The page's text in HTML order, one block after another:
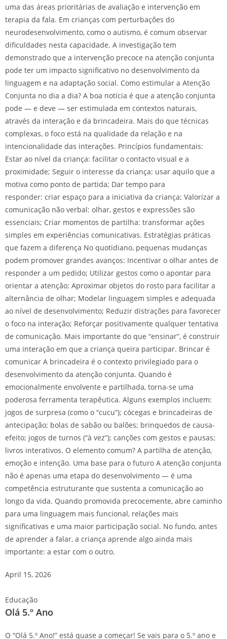
uma das áreas prioritárias de avaliação e intervenção em
terapia da fala. Em crianças com perturbações do
neurodesenvolvimento, como o autismo, é comum observar
dificuldades nesta capacidade. A investigação tem
demonstrado que a intervenção precoce na atenção conjunta
pode ter um impacto significativo no desenvolvimento da
linguagem e na adaptação social. Como estimular a Atenção
Conjunta no dia a dia? A boa notícia é que a atenção conjunta
pode — e deve — ser estimulada em contextos naturais,
através da interação e da brincadeira. Mais do que técnicas
complexas, o foco está na qualidade da relação e na
intencionalidade das interações. Princípios fundamentais:
Estar ao nível da criança: facilitar o contacto visual e a
proximidade; Seguir o interesse da criança: usar aquilo que a
motiva como ponto de partida; Dar tempo para
responder: criar espaço para a iniciativa da criança; Valorizar a
comunicação não verbal: olhar, gestos e expressões são
essenciais; Criar momentos de partilha: transformar ações
simples em experiências comunicativas. Estratégias práticas
que fazem a diferença No quotidiano, pequenas mudanças
podem promover grandes avanços: Incentivar o olhar antes de
responder a um pedido; Utilizar gestos como o apontar para
orientar a atenção; Aproximar objetos do rosto para facilitar a
alternância de olhar; Modelar linguagem simples e adequada
ao nível de desenvolvimento; Reduzir distrações para favorecer
o foco na interação; Reforçar positivamente qualquer tentativa
de comunicação. Mais importante do que “ensinar”, é construir
uma interação em que a criança queira participar. Brincar é
comunicar A brincadeira é o contexto privilegiado para o
desenvolvimento da atenção conjunta. Quando é
emocionalmente envolvente e partilhada, torna-se uma
poderosa ferramenta terapêutica. Alguns exemplos incluem:
jogos de surpresa (como o “cucu”); cócegas e brincadeiras de
antecipação; bolas de sabão ou balões; brinquedos de causa-
efeito; jogos de turnos (“à vez”); canções com gestos e pausas;
livros interativos. O elemento comum? A partilha de atenção,
emoção e intenção. Uma base para o futuro A atenção conjunta
não é apenas uma etapa do desenvolvimento — é uma
competência estruturante que sustenta a comunicação ao
longo da vida. Quando promovida precocemente, abre caminho
para uma linguagem mais funcional, relações mais
significativas e uma maior participação social. No fundo, antes
de aprender a falar, a criança aprende algo ainda mais
importante: a estar com o outro.
April 15, 2026
Educação
Olá 5.º Ano
O “Olá 5.º Ano!” está quase a começar! Se vais para o 5.º ano e